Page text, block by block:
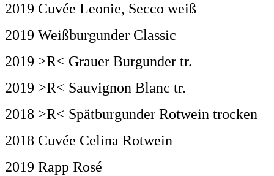
2019 Cuvée Leonie, Secco weiß
2019 Weißburgunder Classic
2019 >R< Grauer Burgunder tr.
2019 >R< Sauvignon Blanc tr.
2018 >R< Spätburgunder Rotwein trocken
2018 Cuvée Celina Rotwein
2019 Rapp Rosé